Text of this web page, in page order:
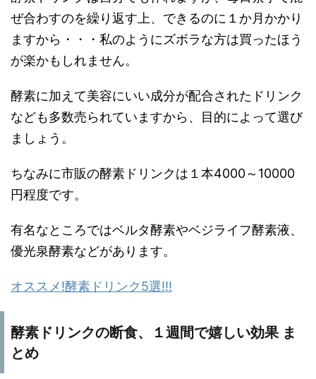
ぜ合わすのを繰り返す上、できるのに１か月かかり
ますから・・・私のようにズボラな方は買ったほう
が楽かもしれません。
酵素に加えて美容にいい成分が配合されたドリンク
なども多数売られていますから、目的によって選び
ましょう。
ちなみに市販の酵素ドリンクは１本4000～10000
円程度です。
有名なところではベルタ酵素やベジライフ酵素液、
優光泉酵素などがあります。
オススメ!酵素ドリンク5選!!!
酵素ドリンクの断食、１週間で嬉しい効果 ま
とめ